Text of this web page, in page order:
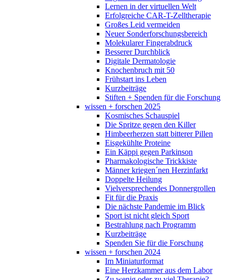
Lernen in der virtuellen Welt
Erfolgreiche CAR-T-Zelltherapie
Großes Leid vermeiden
Neuer Sonderforschungsbereich
Molekularer Fingerabdruck
Besserer Durchblick
Digitale Dermatologie
Knochenbruch mit 50
Frühstart ins Leben
Kurzbeiträge
Stiften + Spenden für die Forschung
wissen + forschen 2025
Kosmisches Schauspiel
Die Spritze gegen den Killer
Himbeerherzen statt bitterer Pillen
Eisgekühlte Proteine
Ein Käppi gegen Parkinson
Pharmakologische Trickkiste
Männer kriegen´nen Herzinfarkt
Doppelte Heilung
Vielversprechendes Donnergrollen
Fit für die Praxis
Die nächste Pandemie im Blick
Sport ist nicht gleich Sport
Bestrahlung nach Programm
Kurzbeiträge
Spenden Sie für die Forschung
wissen + forschen 2024
Im Miniaturformat
Eine Herzkammer aus dem Labor